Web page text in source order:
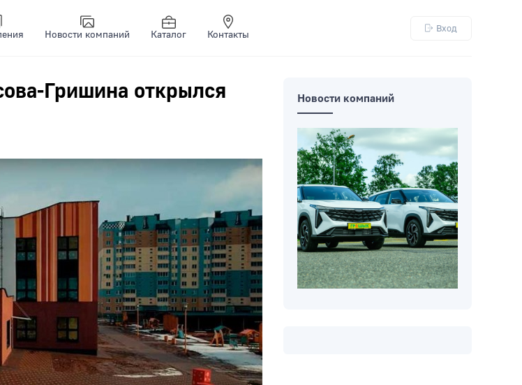
Новости компаний Каталог Контакты
Вход
Гришина открылся
Новости компаний